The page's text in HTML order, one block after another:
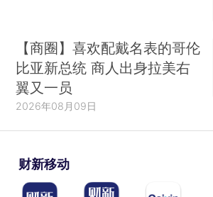
【商圈】喜欢配戴名表的哥伦
比亚新总统 商人出身拉美右
翼又一员
2026年08月09日
财新移动